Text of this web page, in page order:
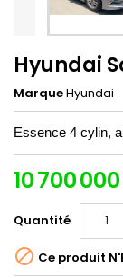
Hyundai
MarqueHyundai
Essence 4 cylin,
10 700
Quantité
 Ce produit